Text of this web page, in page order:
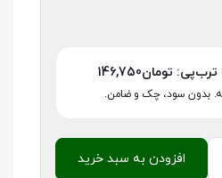
ترب‌پی: تومان146,750
افزودن به سبد خرید